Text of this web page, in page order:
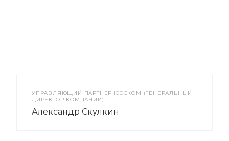
УПРАВЛЯЮЩИЙ ПАРТНЁР ЮЭСКОМ (ГЕНЕРАЛЬНЫЙ
ДИРЕКТОР КОМПАНИИ)
Александр Скулкин